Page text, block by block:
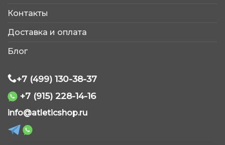
Контакты
Доставка и оплата
Блог
+7 (499) 130-38-37
+7 (915) 228-14-16
info@atleticshop.ru